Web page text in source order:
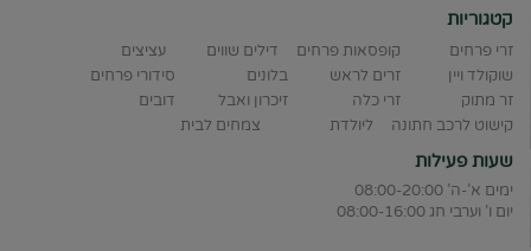
קטגוריות
זרי פרחים קופסאות פרחים דילים שווים
עציצים
שוקולד ויין
זרים לראש בלונים
סידורי פרחים
זר מתוק
זרי כלה זיכרון ואבל
דובים
קישוט לרכב חתונה
ליולדת צמחים לבית
שעות פעילות
ימים א'-ה' 08:00-20:00
יום ו' וערבי חג 08:00-16:00